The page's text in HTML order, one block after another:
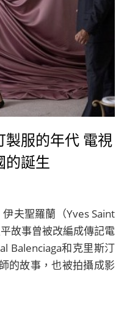
製服的年代 電視
的誕生
夫聖羅蘭（Yves Saint
故事曾被改編成傳記電
Balenciaga和克里斯汀
的故事，也被拍攝成影